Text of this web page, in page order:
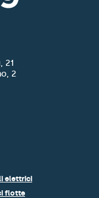
21
2
elettrici
flotte